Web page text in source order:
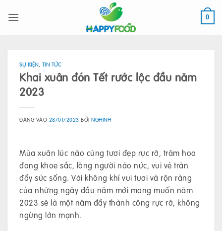
qua
0
SỰ KIỆN, TIN TỨC
Khai xuân đón Tết rước lộc đầu năm
2023
ĐĂNG VÀO 28/01/2023 BỞINGHINH
Mùa xuân lúc nào cũng tươi đẹp rực rỡ, trăm hoa
đang khoe sắc, lòng người náo nức, vui vẻ tràn
đầy sức sống. Với không khí vui tươi và rộn ràng
của những ngày đầu năm mới mong muốn năm
2023 sẽ là một năm đầy thành công rực rỡ, không
ngừng lớn mạnh.